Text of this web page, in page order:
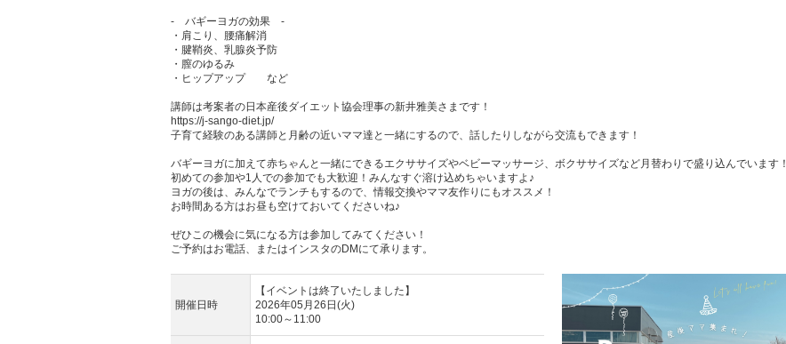
- バギーヨガの効果 -
・肩こり、腰痛解消
・腱鞘炎、乳腺炎予防
・膣のゆるみ
・ヒップアップ など
講師は考案者の日本産後ダイエット協会理事の新井雅美さまです！
https://j-sango-diet.jp/
子育て経験のある講師と月齢の近いママ達と一緒にするので、話したりしながら交流もできます！
バギーヨガに加えて赤ちゃんと一緒にできるエクササイズやベビーマッサージ、ボクササイズなど月替わりで盛り込んでいます！
初めての参加や1人での参加でも大歓迎！みんなすぐ溶け込めちゃいますよ♪
ヨガの後は、みんなでランチもするので、情報交換やママ友作りにもオススメ！
お時間ある方はお昼も空けておいてくださいね♪
ぜひこの機会に気になる方は参加してみてください！
ご予約はお電話、またはインスタのDMにて承ります。
開催日時
【イベントは終了いたしました】
2026年05月26日(火)
10:00～11:00